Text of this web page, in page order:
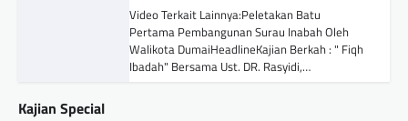
Video Terkait Lainnya:Peletakan Batu
Pertama Pembangunan Surau Inabah Oleh
Walikota DumaiHeadlineKajian Berkah : " Fiqh
Ibadah" Bersama Ust. DR. Rasyidi,…
Kajian Special